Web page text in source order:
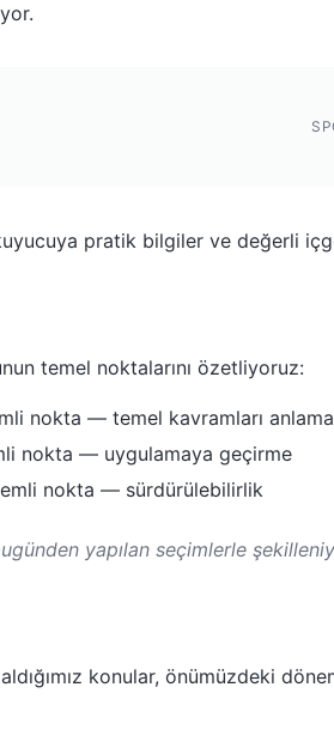
pratik bilgiler ve değerli
temel noktalarını özetliyoruz:
nokta — temel kavramları anlama
nokta — uygulamaya geçirme
nokta — sürdürülebilirlik
yapılan seçimlerle
konular, önümüzdeki